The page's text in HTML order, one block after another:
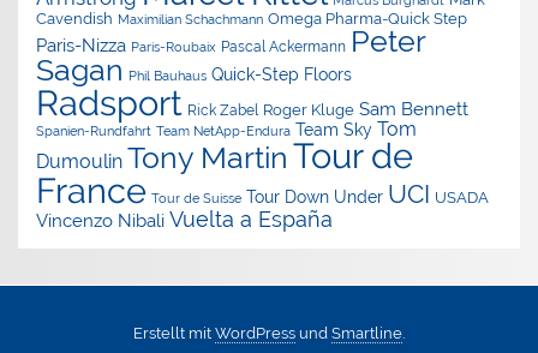
Cavendish Maximilian Schachmann Omega Pharma-Quick Step
Paris-Nizza Paris-Roubaix Pascal Ackermann Peter
Sagan Phil Bauhaus Quick-Step Floors
Radsport Rick Zabel Roger Kluge Sam Bennett
Spanien-Rundfahrt Team NetApp-Endura Team Sky Tom
Dumoulin Tony Martin Tour de
France Tour de Suisse Tour Down Under UCI USADA
Vincenzo Nibali Vuelta a España
Erstellt mit WordPress und Smartline